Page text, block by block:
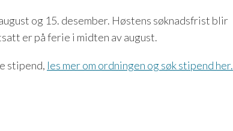
og 15. desember. Høstens søknadsfrist blir
er på ferie i midten av august.
stipend, les mer om ordningen og søk stipend her.